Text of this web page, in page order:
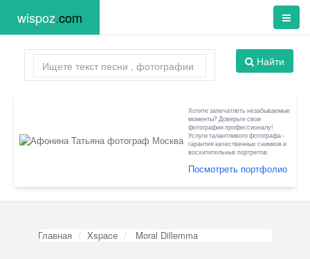
wispoz.com
Найти
Хотите запечатлеть незабываемые
моменты? Доверьте свои
фотографии профессионалу!
Услуги талантливого фотографа -
гарантия качественных снимков и
восхитительных портретов.
Посмотреть портфолио
Главная Xspace Moral Dillemma